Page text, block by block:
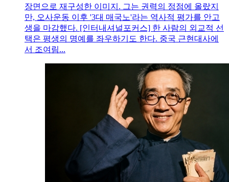
장면으로 재구성한 이미지. 그는 권력의 정점에 올랐지
만, 오사운동 이후 '3대 매국노'라는 역사적 평가를 안고
생을 마감했다. [인터내셔널포커스] 한 사람의 외교적 선
택은 평생의 명예를 좌우하기도 한다. 중국 근현대사에
서 조여림...